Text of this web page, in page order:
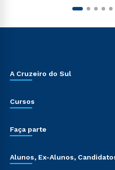
A Cruzeiro do Sul
Cursos
Faça parte
Alunos, Ex-Alunos,